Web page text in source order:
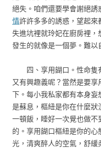
絕失。咱們還要學會謝絕誘
情許許多多的誘惑，望起來
失進坑裡就玲妃在廚房裡
發生的就像是一個夢。難以
四、享用餬口。性命隻
又有興趣義呢？當然是要
下。每小我私家都有本身
是蘇息，樞紐是你在什麼
一頓飯，睡好一次覺也做
的。享用餬口樞紐是你的
光，清爽醉人的空氣，舒